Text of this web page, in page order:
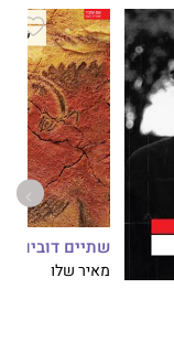
כותבת דלבו את
שתיים דובים
מאיר שלו